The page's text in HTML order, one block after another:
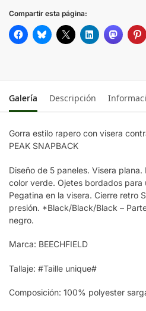
GREY/BLACK
BLACK / BLACK / BLACK
Compartir esta página:
Galería Descripción
Gorra estilo rapero con visera
PEAK SNAPBACK
Diseño de 5 paneles. Visera
color verde. Ojetes bordados
Pegatina en la visera. Cierre retro
presión. *Black/Black/Black –
negro.
Marca: BEECHFIELD
Tallaje: #Taille unique#
Composición: 100% polyester